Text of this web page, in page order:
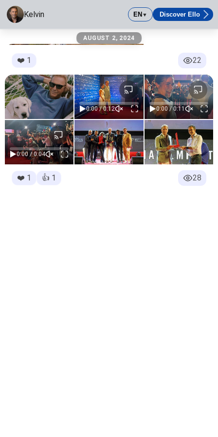
Kelvin EN ▼ Discover Ello
Kelvincostner
AUGUST 2, 2024
❤️ 1 22
0:00 / 0:12 0:00 / 0:11
0:00 / 0:04
❤️ 1 👍 1 28